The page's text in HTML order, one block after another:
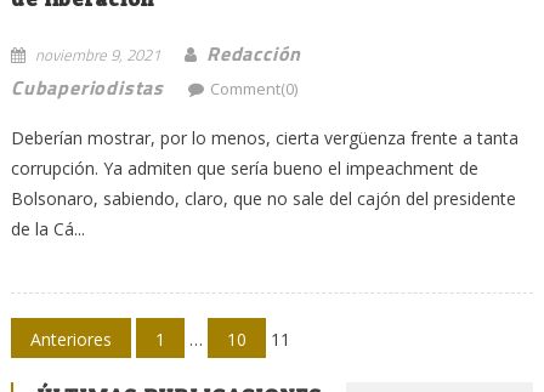
noviembre 9, 2021
Redacción
Cubaperiodistas
Comment(0)
Deberían mostrar, por lo menos, cierta vergüenza frente a tanta
corrupción. Ya admiten que sería bueno el impeachment de
Bolsonaro, sabiendo, claro, que no sale del cajón del presidente
de la Cá...
Navegación
Anteriores 1 … 10 11